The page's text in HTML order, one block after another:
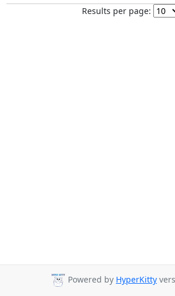
Results per page:
Powered by HyperKitty